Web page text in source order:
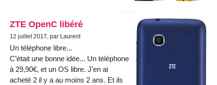
ZTE OpenC libéré
12 juillet 2017, par Laurent
Un téléphone libre...
C’était une bonne idée... Un téléphone
à 29,90€, et un OS libre. J’en ai
acheté 2 il y a au moins 2 ans. Et ils